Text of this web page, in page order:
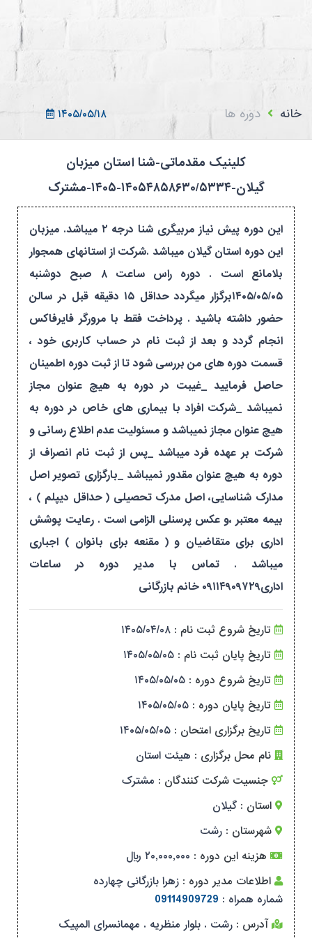
۱۴۰۵/۰۵/۱۸
خانه دوره ها
کلینیک مقدماتی-شنا استان میزبان
گیلان-۱۴۰۵۴۸۵۸۶۳۰/۵۳۳۴-۱۴۰۵-مشترک
این دوره پیش نیاز مربیگری شنا درجه ۲ میباشد. میزبان
این دوره استان گیلان میباشد .شرکت از استانهای همجوار
بلامانع است . دوره راس ساعت ۸ صبح دوشنبه
۱۴۰۵/۰۵/۰۵برگزار میگردد حداقل ۱۵ دقیقه قبل در سالن
حضور داشته باشید . پرداخت فقط با مرورگر فایرفاکس
انجام گردد و بعد از ثبت نام در حساب کاربری خود ،
قسمت دوره های من بررسی شود تا از ثبت دوره اطمینان
حاصل فرمایید _غیبت در دوره به هیچ عنوان مجاز
نمیباشد _شرکت افراد با بیماری های خاص در دوره به
هیچ عنوان مجاز نمیباشد و مسئولیت عدم اطلاع رسانی و
شرکت بر عهده فرد میباشد _پس از ثبت نام انصراف از
دوره به هیچ عنوان مقدور نمیباشد _بارگزاری تصویر اصل
مدارک شناسایی، اصل مدرک تحصیلی ( حداقل دیپلم ) ،
بیمه معتبر ،و عکس پرسنلی الزامی است . رعایت پوشش
اداری برای متقاضیان و ( مقنعه برای بانوان ) اجباری
میباشد . تماس با مدیر دوره در ساعات
اداری۰۹۱۱۴۹۰۹۷۲۹ خانم بازرگانی
تاریخ شروع ثبت نام : ۱۴۰۵/۰۴/۰۸
تاریخ پایان ثبت نام : ۱۴۰۵/۰۵/۰۵
تاریخ شروع دوره : ۱۴۰۵/۰۵/۰۵
تاریخ پایان دوره : ۱۴۰۵/۰۵/۰۵
تاریخ برگزاری امتحان : ۱۴۰۵/۰۵/۰۵
نام محل برگزاری : هیئت استان
جنسیت شرکت کنندگان : مشترک
استان : گیلان
شهرستان : رشت
هزینه این دوره : ۲۰,۰۰۰,۰۰۰ ریال
اطلاعات مدیر دوره : زهرا بازرگانی چهارده
شماره همراه : 09114909729
آدرس : رشت . بلوار منظریه . مهمانسرای المپیک